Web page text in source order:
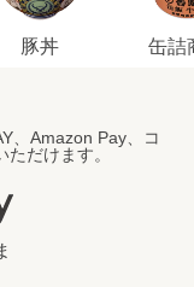
豚丼 缶詰
、Amazon Pay、コ
だけます。